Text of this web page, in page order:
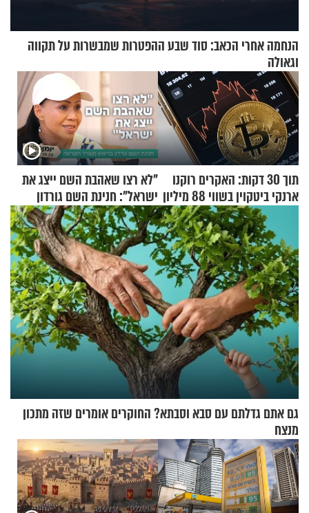
הנחמה אחרי הכאב: סוד שבע ההפטרות שמבשרות על תקווה
וגאולה
תוך 30 דקות: האקרים רוקנו
ארנקי ביטקוין בשווי 88 מיליון
"לא רצו שאהבת השם ייצג את
ישראל": חנינת השם גורדון
בריאיון מעורר השראה
גם אתם גדלתם עם סבא וסבתא? החוקרים אומרים שזה מתכון
מנצח